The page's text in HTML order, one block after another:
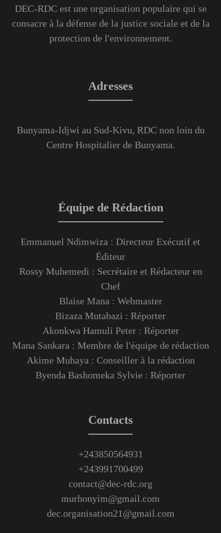
DEC-RDC est une organisation populaire qui se
consacre à la défense de la justice sociale et de la
protection de l'environnement.
Adresses
Bunyama-Idjwi au Sud-Kivu, RDC non loin du
Centre Hospitalier de Bunyama.
Équipe de Rédaction
Emmanuel Ndimwiza : Directeur Exécutif et
Éditeur
Rossy Muhemedi : Secrétaire et Rédacteur en
Chef
Blaise Mana : Webmaster
Bizaza Mutabazi : Réporter
Akonkwa Hamuli Peter : Réporter
Mana Sankara : Membre de l'équipe de rédaction
Akime Muhaya : Conseiller à la rédaction
Byenda Bashomeka Sylvie : Réporter
Contacts
+243850564931
+243991700499
contact@dec-rdc.org
murhonyim@gmail.com
dec.organisation21@gmail.com